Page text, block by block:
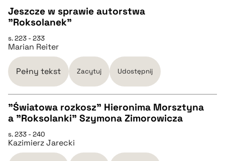
pobierz cytat
pobierz cytat
BIBTEX
pobierz cytat
Jeszcze w sprawie autorstwa
"Roksolanek"
s. 223 - 233
Marian Reiter
Pełny tekst Zacytuj Udostępnij
pobierz cytat
"Światowa rozkosz" Hieronima Morsztyna
a "Roksolanki" Szymona Zimorowicza
s. 233 - 240
Kazimierz Jarecki